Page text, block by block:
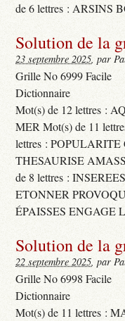
de 6 lettres : ARSINS
Solution de la
23 septembre 2025, par
Grille No 6999 Facile
Dictionnaire
Mot(s) de 12 lettres :
MER Mot(s) de 11
lettres :
THESAURISE
de 8 lettres :
ETONNER
ÉPAISSES
Solution de la
22 septembre 2025, par
Grille No 6998 Facile
Dictionnaire
Mot(s) de 11 lettres :